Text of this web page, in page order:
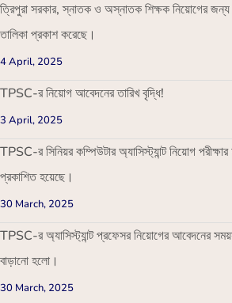
ত্রিপুরা সরকার, স্নাতক ও অস্নাতক শিক্ষক নিয়োগের জন্য
তালিকা প্রকাশ করেছে।
4 April, 2025
TPSC-র নিয়োগ আবেদনের তারিখ বৃদ্ধি!
3 April, 2025
TPSC-র সিনিয়র কম্পিউটার অ্যাসিস্ট্যান্ট নিয়োগ
প্রকাশিত হয়েছে।
30 March, 2025
TPSC-র অ্যাসিস্ট্যান্ট প্রফেসর নিয়োগের আবেদনের
বাড়ানো হলো।
30 March, 2025